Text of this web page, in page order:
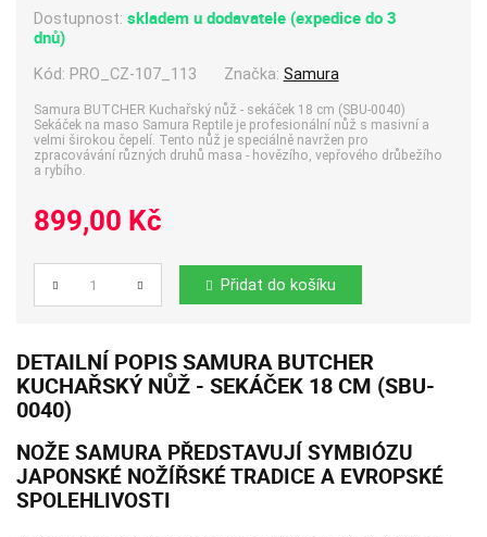
Dostupnost:skladem u dodavatele (expedice do 3
dnů)
Kód: PRO_CZ-107_113 Značka: Samura
Samura BUTCHER Kuchařský nůž - sekáček 18 cm (SBU-0040)
Sekáček na maso Samura Reptile je profesionální nůž s masivní a
velmi širokou čepelí. Tento nůž je speciálně navržen pro
zpracovávání různých druhů masa - hovězího, vepřového drůbežího
a rybího.
899,00 Kč
Počet Přidat do košíku
DETAILNÍ POPIS SAMURA BUTCHER
KUCHAŘSKÝ NŮŽ - SEKÁČEK 18 CM (SBU-
0040)
NOŽE SAMURA PŘEDSTAVUJÍ SYMBIÓZU
JAPONSKÉ NOŽÍŘSKÉ TRADICE A EVROPSKÉ
SPOLEHLIVOSTI